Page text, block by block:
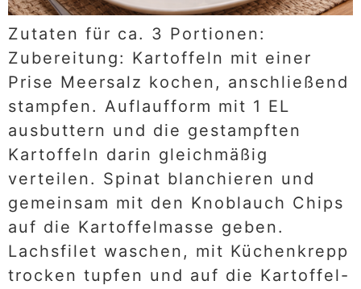
Zutaten für ca. 3 Portionen:
Zubereitung: Kartoffeln mit einer
Prise Meersalz kochen, anschließend
stampfen. Auflaufform mit 1 EL
ausbuttern und die gestampften
Kartoffeln darin gleichmäßig
verteilen. Spinat blanchieren und
gemeinsam mit den Knoblauch Chips
auf die Kartoffelmasse geben.
Lachsfilet waschen, mit Küchenkrepp
trocken tupfen und auf die Kartoffel-